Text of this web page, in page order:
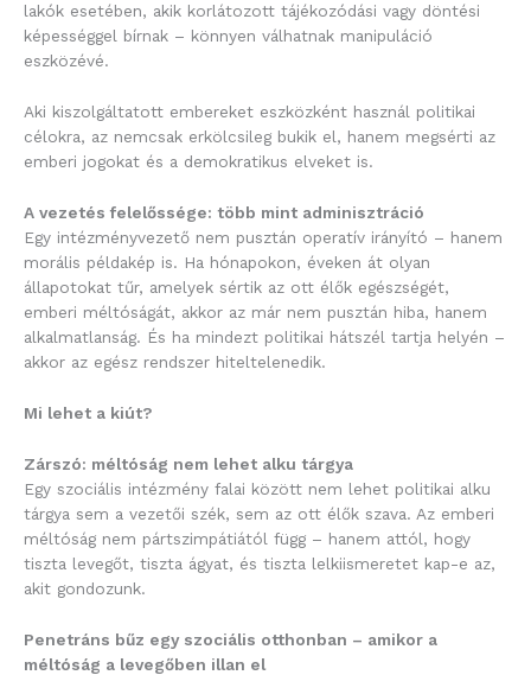
lakók esetében, akik korlátozott tájékozódási vagy döntési
képességgel bírnak – könnyen válhatnak manipuláció
eszközévé.
Aki kiszolgáltatott embereket eszközként használ politikai
célokra, az nemcsak erkölcsileg bukik el, hanem megsérti az
emberi jogokat és a demokratikus elveket is.
A vezetés felelőssége: több mint adminisztráció
Egy intézményvezető nem pusztán operatív irányító – hanem
morális példakép is. Ha hónapokon, éveken át olyan
állapotokat tűr, amelyek sértik az ott élők egészségét,
emberi méltóságát, akkor az már nem pusztán hiba, hanem
alkalmatlanság. És ha mindezt politikai hátszél tartja helyén –
akkor az egész rendszer hiteltelenedik.
Mi lehet a kiút?
Zárszó: méltóság nem lehet alku tárgya
Egy szociális intézmény falai között nem lehet politikai alku
tárgya sem a vezetői szék, sem az ott élők szava. Az emberi
méltóság nem pártszimpátiától függ – hanem attól, hogy
tiszta levegőt, tiszta ágyat, és tiszta lelkiismeretet kap-e az,
akit gondozunk.
Penetráns bűz egy szociális otthonban – amikor a
méltóság a levegőben illan el